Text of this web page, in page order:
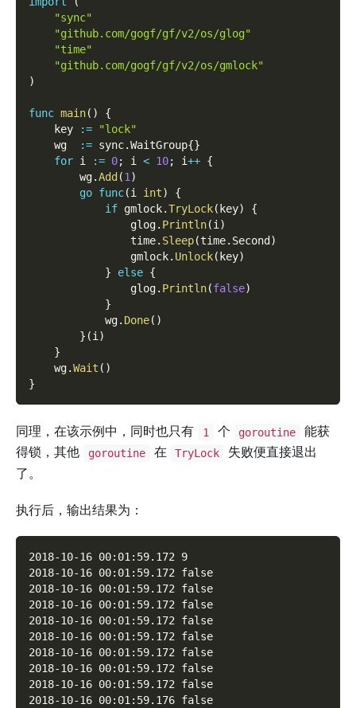
"sync"
"github.com/gogf/gf/v2/os/glog"
"time"
"github.com/gogf/gf/v2/os/gmlock"
)
func main( )
{
    key
:=
"lock"
    wg
:= sync.WaitGroup{}
for i := 0; i < 10; i++ {
        wg
.Add (1)
go func(i int)
{
if gmlock.TryLock( key)
{
                glog
. Println(i)
                time
. Sleep(time. Second )
                gmlock
. Unlock( key)
}
else {
                glog
. Println(false)
}
            wg
. Done( )
} (i)
}
    wg
.Wait ( )
}
同理，在该示例中，同时也只有 1 个 goroutine
能获
得锁，其他
goroutine 在 TryLock
失败便直接退出
了。
执行后，输出结果为：
2018-10-16 00:01:59.172 9
2018-10-16 00:01:59.172 false
2018-10-16 00:01:59.172 false
2018-10-16 00:01:59.172 false
2018-10-16 00:01:59.172 false
2018-10-16 00:01:59.172 false
2018-10-16 00:01:59.172 false
2018-10-16 00:01:59.172 false
2018-10-16 00:01:59.172 false
2018-10-16 00:01:59.176 false